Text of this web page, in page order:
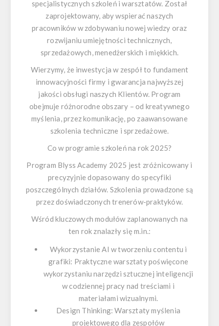
specjalistycznych szkoleń i warsztatów. Został
zaprojektowany, aby wspierać naszych
pracowników w zdobywaniu nowej wiedzy oraz
rozwijaniu umiejętności technicznych,
sprzedażowych, menedżerskich i miękkich.
Wierzymy, że inwestycja w zespół to fundament
innowacyjności firmy i gwarancja najwyższej
jakości obsługi naszych Klientów. Program
obejmuje różnorodne obszary – od kreatywnego
myślenia, przez komunikację, po zaawansowane
szkolenia techniczne i sprzedażowe.
Co w programie szkoleń na rok 2025?
Program Blyss Academy 2025 jest zróżnicowany i
precyzyjnie dopasowany do specyfiki
poszczególnych działów. Szkolenia prowadzone są
przez doświadczonych trenerów-praktyków.
Wśród kluczowych modułów zaplanowanych na
ten rok znalazły się m.in.:
Wykorzystanie AI w tworzeniu contentu i
grafiki: Praktyczne warsztaty poświęcone
wykorzystaniu narzędzi sztucznej inteligencji
w codziennej pracy nad treściami i
materiałami wizualnymi.
Design Thinking: Warsztaty myślenia
projektowego dla zespołów